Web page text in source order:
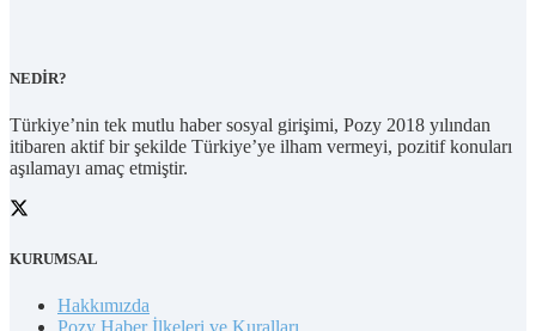
NEDİR?
Türkiye’nin tek mutlu haber sosyal girişimi, Pozy 2018 yılından
itibaren aktif bir şekilde Türkiye’ye ilham vermeyi, pozitif konuları
aşılamayı amaç etmiştir.
KURUMSAL
Hakkımızda
Pozy Haber İlkeleri ve Kuralları